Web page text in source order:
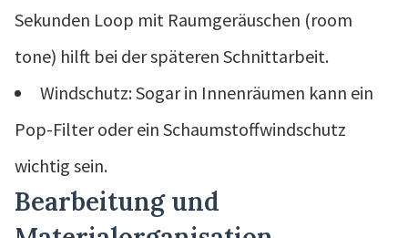
Sekunden Loop mit Raumgeräuschen (room
tone) hilft bei der späteren Schnittarbeit.
Windschutz: Sogar in Innenräumen kann ein
Pop-Filter oder ein Schaumstoffwindschutz
wichtig sein.
Bearbeitung und